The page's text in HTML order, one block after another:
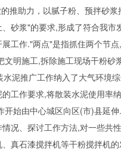
推助力，以腻子粉、预拌砂
砂浆"的要求,形成了符合我
工作."两点"是指抓住两个节
明施工,拆除施工现场干粉砂
泥推广工作纳入了大气环境
工作要求,将散装水泥使用率
开始由中心城区向区(市)县延
况、探讨工作方法,对一些共
真石漆搅拌机等干粉搅拌机的